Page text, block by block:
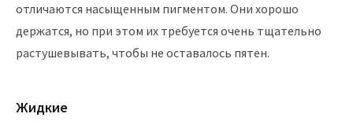
отличаются насыщенным пигментом. Они хорошо
держатся, но при этом их требуется очень тщательно
растушевывать, чтобы не оставалось пятен.
Жидкие